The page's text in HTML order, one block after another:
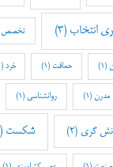
انتخاب (3) تخصص
(1) حماقت(1) خرد (1)
مدرن (1) روانشناسی (1)
گری (2) شکست (3)